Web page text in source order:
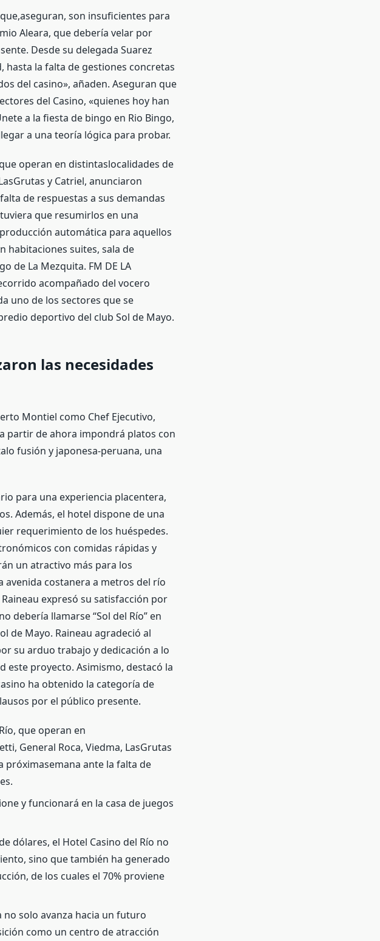
son insuficientes para
Aleara, que debería velar por
Desde su delegada Suarez
hasta la falta de gestiones concretas
del casino», añaden. Aseguran que
del Casino, «quienes hoy han
a la fiesta de bingo en Rio Bingo,
a una teoría lógica para probar.
operan en distintaslocalidades de
y Catriel, anunciaron
de respuestas a sus demandas
que resumirlos en una
automática para aquellos
habitaciones suites, sala de
de La Mezquita. FM DE LA
acompañado del vocero
uno de los sectores que se
deportivo del club Sol de Mayo.
las necesidades
Montiel como Chef Ejecutivo,
partir de ahora impondrá platos con
fusión y japonesa-peruana, una
para una experiencia placentera,
Además, el hotel dispone de una
requerimiento de los huéspedes.
con comidas rápidas y
un atractivo más para los
avenida costanera a metros del río
expresó su satisfacción por
debería llamarse “Sol del Río” en
de Mayo. Raineau agradeció al
su arduo trabajo y dedicación a lo
este proyecto. Asimismo, destacó la
ha obtenido la categoría de
por el público presente.
que operan en
General Roca, Viedma, LasGrutas
próximasemana ante la falta de
y funcionará en la casa de juegos
dólares, el Hotel Casino del Río no
sino que también ha generado
de los cuales el 70% proviene
no solo avanza hacia un futuro
como un centro de atracción